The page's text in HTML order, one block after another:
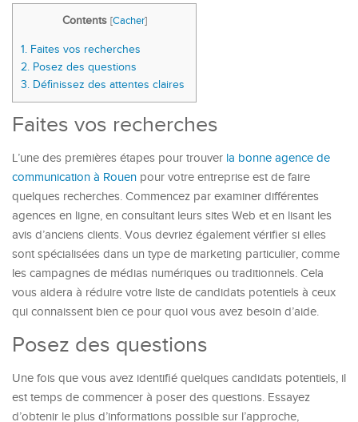
Contents [Cacher]
1. Faites vos recherches
2. Posez des questions
3. Définissez des attentes claires
Faites vos recherches
L’une des premières étapes pour trouver la bonne agence de
communication à Rouen pour votre entreprise est de faire
quelques recherches. Commencez par examiner différentes
agences en ligne, en consultant leurs sites Web et en lisant les
avis d’anciens clients. Vous devriez également vérifier si elles
sont spécialisées dans un type de marketing particulier, comme
les campagnes de médias numériques ou traditionnels. Cela
vous aidera à réduire votre liste de candidats potentiels à ceux
qui connaissent bien ce pour quoi vous avez besoin d’aide.
Posez des questions
Une fois que vous avez identifié quelques candidats potentiels, il
est temps de commencer à poser des questions. Essayez
d’obtenir le plus d’informations possible sur l’approche,